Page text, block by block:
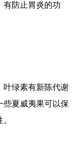
有防止胃炎的功
叶绿素有新陈代谢
些夏威夷果可以保